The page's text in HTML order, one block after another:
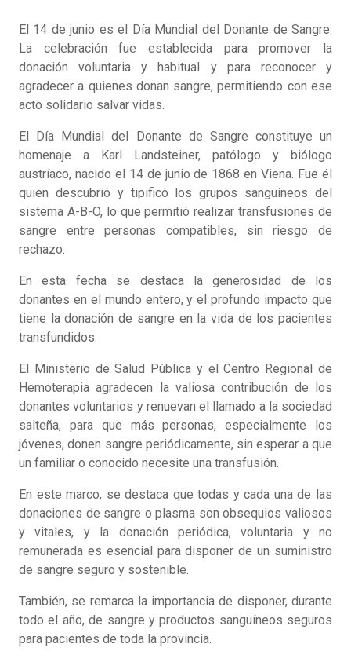
El 14 de junio es el Día Mundial del Donante de Sangre.
La celebración fue establecida para promover la
donación voluntaria y habitual y para reconocer y
agradecer a quienes donan sangre, permitiendo con ese
acto solidario salvar vidas.
El Día Mundial del Donante de Sangre constituye un
homenaje a Karl Landsteiner, patólogo y biólogo
austríaco, nacido el 14 de junio de 1868 en Viena. Fue él
quien descubrió y tipificó los grupos sanguíneos del
sistema A-B-O, lo que permitió realizar transfusiones de
sangre entre personas compatibles, sin riesgo de
rechazo.
En esta fecha se destaca la generosidad de los
donantes en el mundo entero, y el profundo impacto que
tiene la donación de sangre en la vida de los pacientes
transfundidos.
El Ministerio de Salud Pública y el Centro Regional de
Hemoterapia agradecen la valiosa contribución de los
donantes voluntarios y renuevan el llamado a la sociedad
salteña, para que más personas, especialmente los
jóvenes, donen sangre periódicamente, sin esperar a que
un familiar o conocido necesite una transfusión.
En este marco, se destaca que todas y cada una de las
donaciones de sangre o plasma son obsequios valiosos
y vitales, y la donación periódica, voluntaria y no
remunerada es esencial para disponer de un suministro
de sangre seguro y sostenible.
También, se remarca la importancia de disponer, durante
todo el año, de sangre y productos sanguíneos seguros
para pacientes de toda la provincia.